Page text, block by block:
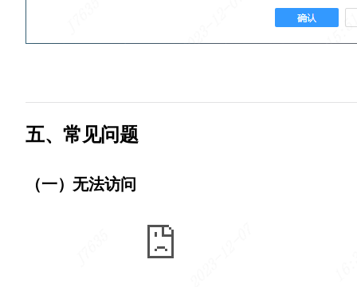
五、常见问题
（一）无法访问